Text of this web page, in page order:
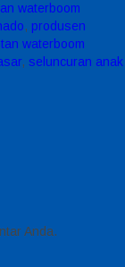
waterboom
, produsen
waterboom
, seluncuran anak
Anda.